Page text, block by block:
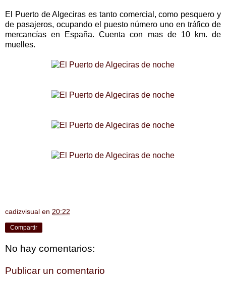
El Puerto de Algeciras es tanto comercial, como pesquero y
de pasajeros, ocupando el puesto número uno en tráfico de
mercancías en España. Cuenta con mas de 10 km. de
muelles.
cadizvisual en 20:22
Compartir
No hay comentarios:
Publicar un comentario